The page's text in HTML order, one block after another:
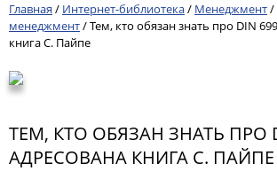
Главная / Интернет-библиотека/ Менеджмент/
менеджмент/Тем, кто обязан знать про DIN
книга С. Пайпе
ТЕМ, КТО ОБЯЗАН ЗНАТЬ ПРО
АДРЕСОВАНА КНИГА С. ПАЙПЕ